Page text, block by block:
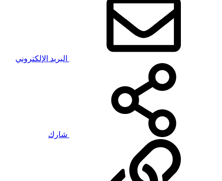
البريد الإلكتروني
شارك